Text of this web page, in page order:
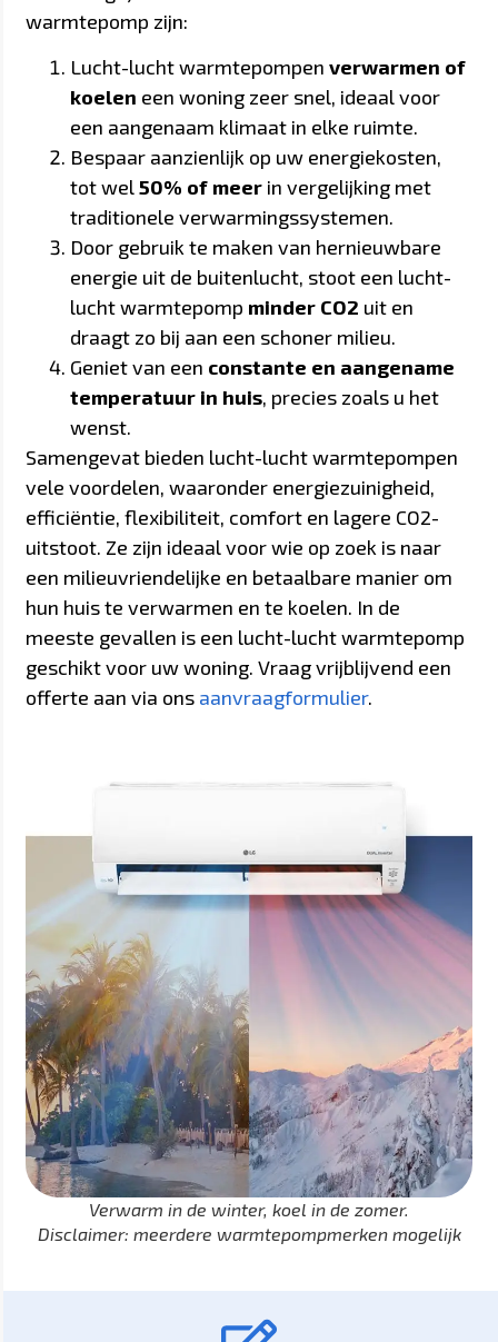
warmtepomp zijn:
Lucht-lucht warmtepompenverwarmen of
koelen een woning zeer snel, ideaal voor
een aangenaam klimaat in elke ruimte.
Bespaar aanzienlijk op uw energiekosten,
tot wel50% of meer in vergelijking met
traditionele verwarmingssystemen.
Door gebruik te maken van hernieuwbare
energie uit de buitenlucht, stoot een lucht-
lucht warmtepomp minder CO2 uit en
draagt zo bij aan een schoner milieu.
Geniet van een constante en aangename
temperatuur in huis, precies zoals u het
wenst.
Samengevat bieden lucht-lucht warmtepompen
vele voordelen, waaronder energiezuinigheid,
efficiëntie, flexibiliteit, comfort en lagere CO2-
uitstoot. Ze zijn ideaal voor wie op zoek is naar
een milieuvriendelijke en betaalbare manier om
hun huis te verwarmen en te koelen. In de
meeste gevallen is een lucht-lucht warmtepomp
geschikt voor uw woning. Vraag vrijblijvend een
offerte aan via ons aanvraagformulier.
Verwarm in de winter, koel in de zomer.
Disclaimer: meerdere warmtepompmerken mogelijk